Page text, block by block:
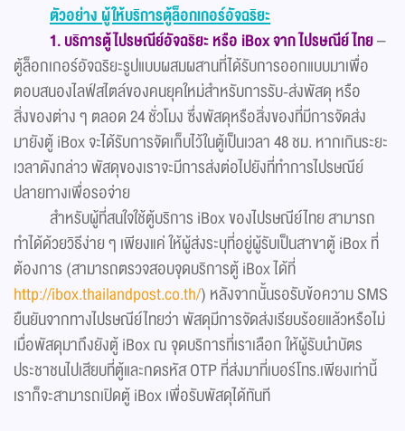
ตัวอย่าง ผู้ให้บริการตู้ล็อกเกอร์อัจฉริยะ
1. บริการตู้ไปรษณีย์อัจฉริยะ หรือ iBox จาก ไปรษณีย์ไทย–
ตู้ล็อกเกอร์อัจฉริยะรูปแบบผสมผสานที่ได้รับการออกแบบมาเพื่อ
ตอบสนองไลฟ์สไตล์ของคนยุคใหม่สำหรับการรับ-ส่งพัสดุ หรือ
สิ่งของต่าง ๆ ตลอด 24 ชั่วโมง ซึ่งพัสดุหรือสิ่งของที่มีการจัดส่ง
มายังตู้ iBox จะได้รับการจัดเก็บไว้ในตู้เป็นเวลา 48 ชม. หากเกินระยะ
เวลาดังกล่าว พัสดุของเราจะมีการส่งต่อไปยังที่ทำการไปรษณีย์
ปลายทางเพื่อรอจ่าย
สำหรับผู้ที่สนใจใช้ตู้บริการ iBox ของไปรษณีย์ไทย สามารถ
ทำได้ด้วยวิธีง่าย ๆ เพียงแค่ ให้ผู้ส่งระบุที่อยู่ผู้รับเป็นสาขาตู้ iBox ที่
ต้องการ (สามารถตรวจสอบจุดบริการตู้ iBox ได้ที่
http://ibox.thailandpost.co.th/) หลังจากนั้นรอรับข้อความ SMS
ยืนยันจากทางไปรษณีย์ไทยว่า พัสดุมีการจัดส่งเรียบร้อยแล้วหรือไม่
เมื่อพัสดุมาถึงยังตู้ iBox ณ จุดบริการที่เราเลือก ให้ผู้รับนำบัตร
ประชาชนไปเสียบที่ตู้และกดรหัส OTP ที่ส่งมาที่เบอร์โทร.เพียงเท่านี้
เราก็จะสามารถเปิดตู้ iBox เพื่อรับพัสดุได้ทันที